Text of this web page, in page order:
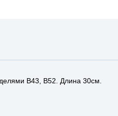
B43, B52. Длина 30см.